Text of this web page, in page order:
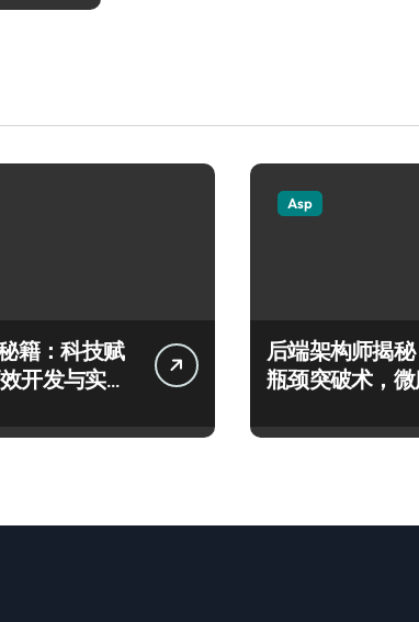
籍：科技赋
开发与实战
Asp
后端架构师揭秘
瓶颈突破术，微